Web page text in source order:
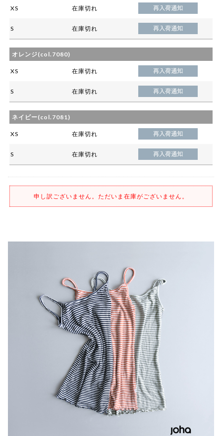
XS 在庫切れ
S 在庫切れ
オレンジ(col.7080)
XS 在庫切れ
S 在庫切れ
ネイビー(col.7081)
XS 在庫切れ
S 在庫切れ
申し訳ございません。ただいま在庫がございません。